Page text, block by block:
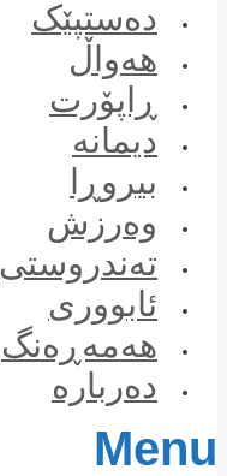
دەستپێک
هەواڵ
ڕاپۆرت
دیمانە
بیروڕا
وەرزش
تەندروستی
ئابووری
هەمەڕەنگ
دەربارە
Menu